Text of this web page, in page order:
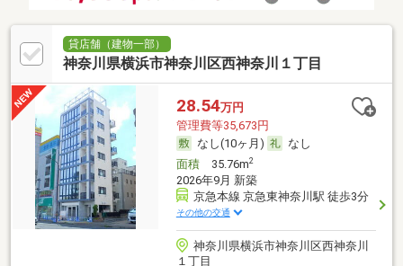
貸店舗（建物一部）
神奈川県横浜市神奈川区西神奈川１丁目
28.54万円
管理費等35,673円
なし(10ヶ月)
なし
面積35.76m2
2026年9月 新築
京急本線 京急東神奈川駅 徒歩3分
その他の交通
神奈川県横浜市神奈川区西神奈川
１丁目